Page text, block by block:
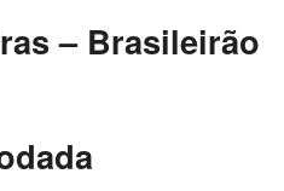
– Brasileirão